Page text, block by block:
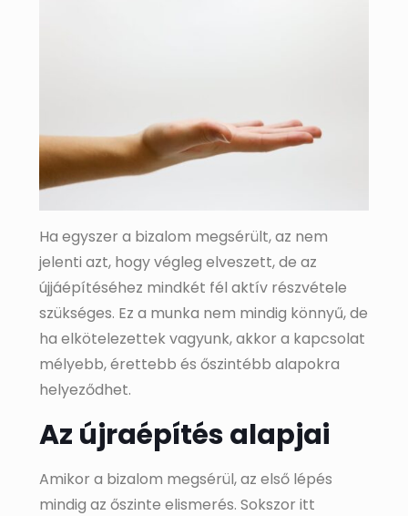
Ha egyszer a bizalom megsérült, az nem
jelenti azt, hogy végleg elveszett, de az
újjáépítéséhez mindkét fél aktív részvétele
szükséges. Ez a munka nem mindig könnyű, de
ha elkötelezettek vagyunk, akkor a kapcsolat
mélyebb, érettebb és őszintébb alapokra
helyeződhet.
Az újraépítés alapjai
Amikor a bizalom megsérül, az első lépés
mindig az őszinte elismerés. Sokszor itt